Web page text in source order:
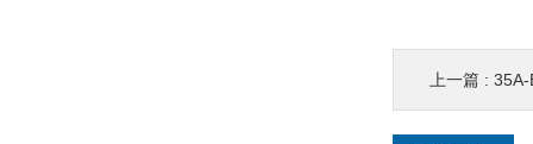
上一篇 : 35A-